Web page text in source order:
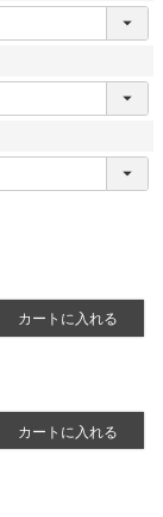
カートに入れる
カートに入れる